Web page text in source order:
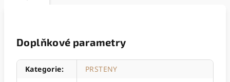
Doplňkové parametry
Kategorie:
PRSTENY